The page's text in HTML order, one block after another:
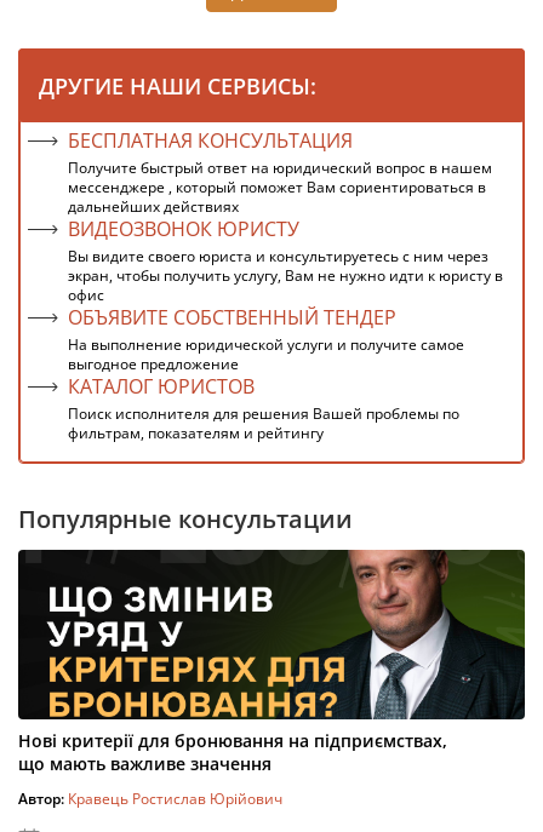
ДРУГИЕ НАШИ СЕРВИСЫ:
БЕСПЛАТНАЯ КОНСУЛЬТАЦИЯ
Получите быстрый ответ на юридический вопрос в нашем
мессенджере , который поможет Вам сориентироваться в
дальнейших действиях
ВИДЕОЗВОНОК ЮРИСТУ
Вы видите своего юриста и консультируетесь с ним через
экран, чтобы получить услугу, Вам не нужно идти к юристу в
офис
ОБЪЯВИТЕ СОБСТВЕННЫЙ ТЕНДЕР
На выполнение юридической услуги и получите самое
выгодное предложение
КАТАЛОГ ЮРИСТОВ
Поиск исполнителя для решения Вашей проблемы по
фильтрам, показателям и рейтингу
Популярные консультации
Нові критерії для бронювання на підприємствах,
що мають важливе значення
Автор: Кравець Ростислав Юрійович